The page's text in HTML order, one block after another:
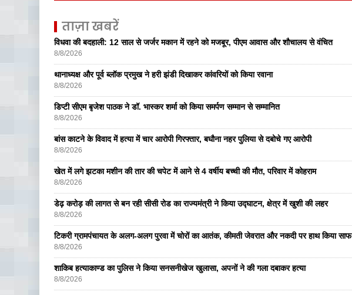
ताज़ा खबरें
विधवा की बदहाली: 12 साल से जर्जर मकान में रहने को मजबूर, पीएम आवास और शौचालय से वंचित
8/8/2026
थानाध्यक्ष और पूर्व ब्लॉक प्रमुख ने हरी झंडी दिखाकर कांवरियों को किया रवाना
8/8/2026
डिप्टी सीएम बृजेश पाठक ने डॉ. भास्कर शर्मा को किया समर्पण सम्मान से सम्मानित
8/8/2026
बांस काटने के विवाद में हत्या में चार आरोपी गिरफ्तार, बघौना नहर पुलिया से दबोचे गए आरोपी
8/8/2026
खेत में लगे झटका मशीन की तार की चपेट में आने से 4 वर्षीय बच्ची की मौत, परिवार में कोहराम
8/8/2026
डेढ़ करोड़ की लागत से बन रही सीसी रोड का राज्यमंत्री ने किया उद्घाटन, क्षेत्र में खुशी की लहर
8/8/2026
टिकरी ग्रामपंचायत के अलग-अलग पुरवा में चोरों का आतंक, कीमती जेवरात और नकदी पर हाथ किया साफ
8/8/2026
शाकिब हत्याकाण्ड का पुलिस ने किया सनसनीखेज खुलासा, अपनों ने की गला दबाकर हत्या
8/8/2026